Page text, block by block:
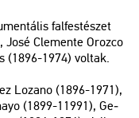
fal­fes­té­szet
Cle­men­te Oroz­co
(1896-1974) vol­tak.
Lo­zano (1896-1971),
(1899-11991), Ge­